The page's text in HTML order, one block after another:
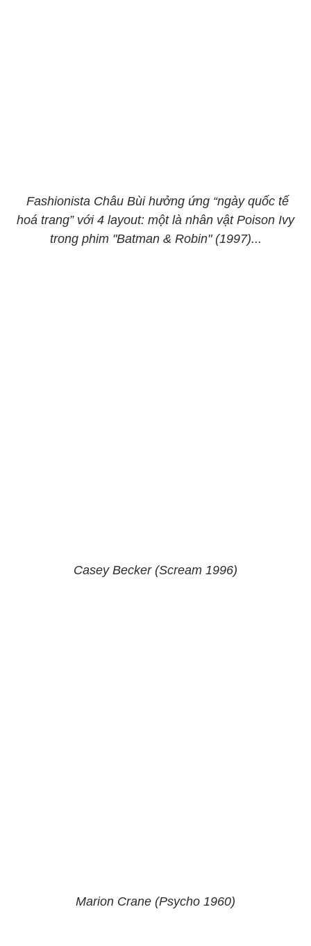
Fashionista Châu Bùi hưởng ứng “ngày quốc tế
hoá trang” với 4 layout: một là nhân vật Poison Ivy
trong phim "Batman & Robin" (1997)...
Casey Becker (Scream 1996)
Marion Crane (Psycho 1960)